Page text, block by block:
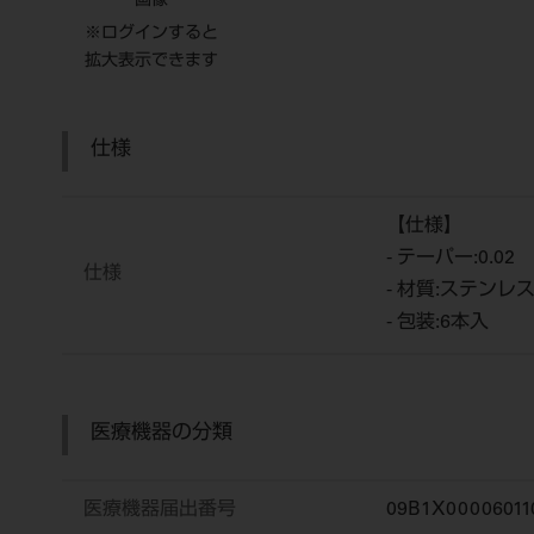
※ログインすると
拡大表示できます
仕様
仕様
【仕様】
- テーパー:0.02
- 材質:ステンレ
- 包装:6本入
医療機器の分類
医療機器届出番号